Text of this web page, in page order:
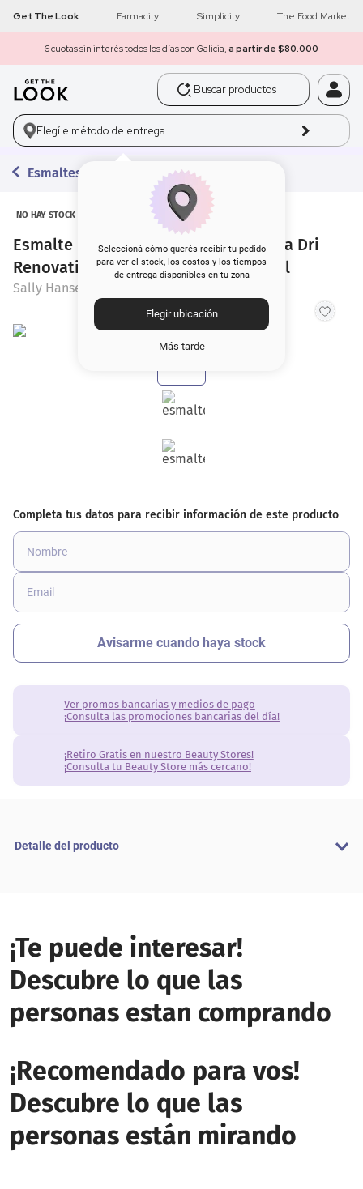
Get The Look Farmacity Simplicity The Food Market
6 cuotas sin interés todos los días con Galicia, a partir de $80.000
Buscar productos
Elegí elmétodo de entrega
Seleccioná cómo querés recibir tu pedido
para ver el stock, los costos y los tiempos
de entrega disponibles en tu zona
Elegir ubicación
Más tarde
Esmaltes
NO HAY STOCK
Esmalte para Uñas Sally Hansen Insta Dri
Renovation 761 Aroace Forest x 9,7 ml
Sally Hansen
Ver promos bancarias y medios de pago
¡Consulta las promociones bancarias del día!
¡Retiro Gratis en nuestro Beauty Stores!
¡Consulta tu Beauty Store más cercano!
Detalle del producto
¡Te puede interesar!
Descubre lo que las
personas estan comprando
¡Recomendado para vos!
Descubre lo que las
personas están mirando
get the look
máscara pestañas
3. loreal
4. brochas
5. corrector
6. rubor
7.